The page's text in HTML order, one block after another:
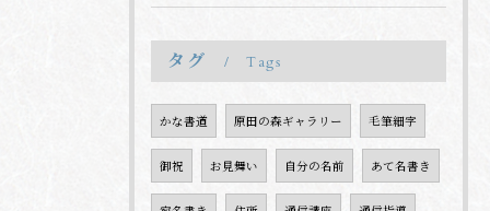
タグ Tags
かな書道 原田の森ギャラリー 毛筆細字
御祝 お見舞い 自分の名前 あて名書き